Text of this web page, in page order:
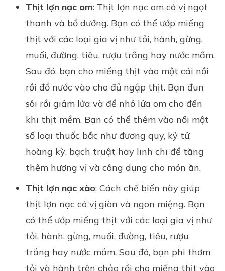
Thịt lợn nạc om: Thịt lợn nạc om có vị ngọt
thanh và bổ dưỡng. Bạn có thể ướp miếng
thịt với các loại gia vị như tỏi, hành, gừng,
muối, đường, tiêu, rượu trắng hay nước mắm.
Sau đó, bạn cho miếng thịt vào một cái nồi
rồi đổ nước vào cho đủ ngập thịt. Bạn đun
sôi rồi giảm lửa và để nhỏ lửa om cho đến
khi thịt mềm. Bạn có thể thêm vào nồi một
số loại thuốc bắc như đương quy, kỷ tử,
hoàng kỳ, bạch truật hay linh chi để tăng
thêm hương vị và công dụng cho món ăn.
Thịt lợn nạc xào: Cách chế biến này giúp
thịt lợn nạc có vị giòn và ngon miệng. Bạn
có thể ướp miếng thịt với các loại gia vị như
tỏi, hành, gừng, muối, đường, tiêu, rượu
trắng hay nước mắm. Sau đó, bạn phi thơm
tỏi và hành trên chảo rồi cho miếng thịt vào